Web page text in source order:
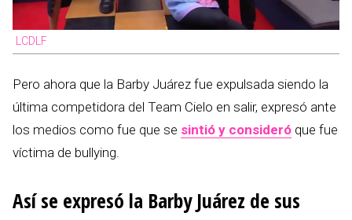
LCDLF
Pero ahora que la Barby Juárez fue expulsada siendo la
última competidora del Team Cielo en salir, expresó ante
los medios como fue que se sintió y consideró que fue
víctima de bullying.
Así se expresó la Barby Juárez de sus